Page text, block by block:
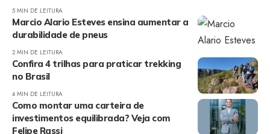
5 MIN DE LEITURA
Marcio Alario Esteves ensina aumentar a
durabilidade de pneus
2 MIN DE LEITURA
Confira 4 trilhas para praticar trekking
no Brasil
4 MIN DE LEITURA
Como montar uma carteira de
investimentos equilibrada? Veja com
Felipe Rassi